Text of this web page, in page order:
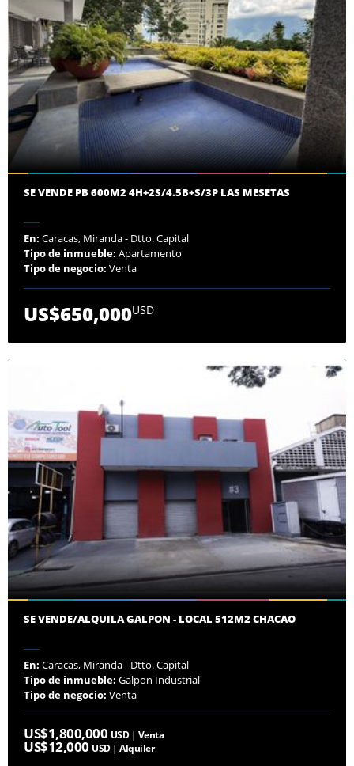
SE VENDE PB 600M2 4H+2S/4.5B+S/3P LAS MESETAS
En: Caracas, Miranda - Dtto. Capital
Tipo de inmueble: Apartamento
Tipo de negocio: Venta
US$650,000USD
SE VENDE/ALQUILA GALPON - LOCAL 512M2 CHACAO
En: Caracas, Miranda - Dtto. Capital
Tipo de inmueble: Galpon Industrial
Tipo de negocio: Venta
US$1,800,000 USD | Venta
US$12,000 USD | Alquiler